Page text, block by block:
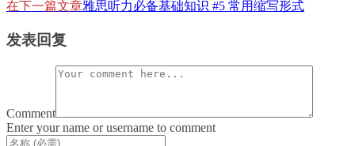
在下一篇文章雅思听力必备基础知识 #5 常用缩写形式
发表回复
Comment
Enter your name or username to comment